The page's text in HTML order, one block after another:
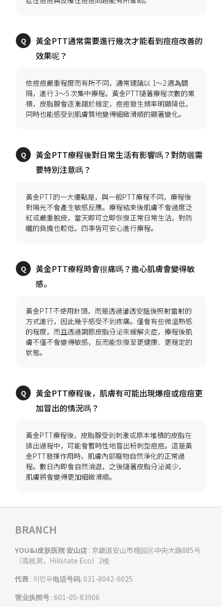
黃金PTT通常需要進行幾次才能看到痘痘改善的
依痘痘嚴重程度而有所不同，通常建議以 1～2 週為間
隔，進行 3～5 次集中療程。黃金PTT隨著療程次數的累
積，皮脂腺會逐漸趨於穩定，痘痘發生頻率明顯降低，
黃金PTT療程後對日常生活有影響嗎？對防曬需
黃金PTT的一大優點是，與一般PTT療程不同，療程後
對陽光不會產生敏感反應。療程結束後肌膚不會過度泛
紅或嚴重脫皮，當天即可立即恢復正常日常生活，對防
黃金PTT療程時會很痛嗎？擔心肌膚會變得敏
黃金PTT不使用針頭，而是透過滲透安瓿後照射雷射的
方式進行，因此幾乎感受不到疼痛。僅會有些微溫熱感
的程度，而且透過調節皮脂分泌來緩解炎症，療程後肌
膚不僅不會變得敏感，反而能恢復至更健康、更穩定的
黃金PTT療程後，肌膚有可能出現爆痘或痘痘更
黃金PTT療程後，皮脂腺受到刺激或原本堆積的皮脂在
排出過程中，可能會暫時性地冒出粉刺型痘痘。這是黃
金PTT發揮作用時，肌膚內部廢物自然淨化的正常過
程。數日內即會自然消退，之後隨著皮脂分泌減少，
BRANCH
YOU&I皮肤医院 安山店 : 京畿道安山市檀园区中央大路885号
（高栈洞，Hillstate Eco）2楼
代表 : 이민우电话号码: 031-8042-6025
营业执照号 : 601-05-83906